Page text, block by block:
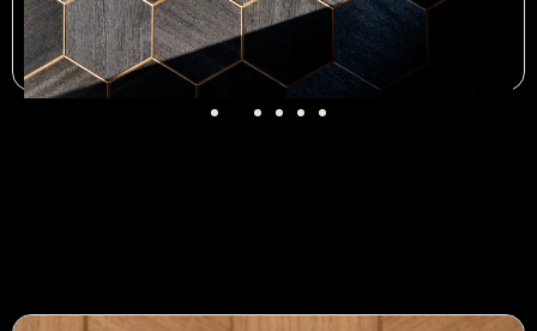
Rhombus Thermo
€294.00